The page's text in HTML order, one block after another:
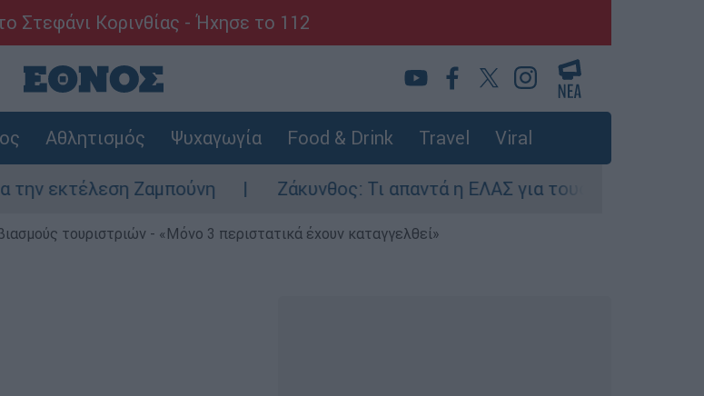
Στεφάνι Κορινθίας - Ήχησε το 112
Αθλητισμός Ψυχαγωγία Food & Drink Travel Viral
Ζαμπούνη Ζάκυνθος: Τι απαντά η ΕΛΑΣ για τους 8 βιασμούς
τουριστριών - «Μόνο 3 περιστατικά έχουν καταγγελθεί»